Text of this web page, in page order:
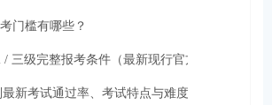
门槛有哪些？
/ 三级完整报考条件（最新现行官方规则）
新考试通过率、考试特点与难度区别